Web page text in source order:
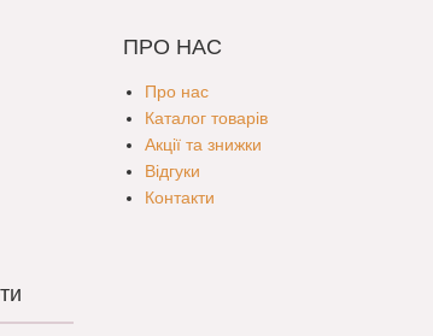
ПРО НАС
Про нас
Каталог товарів
Акції та знижки
Відгуки
Контакти